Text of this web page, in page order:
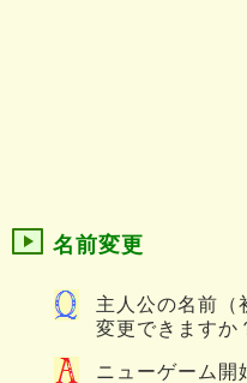
名前変更
主人公の名前（
変更できますか
ニューゲーム開